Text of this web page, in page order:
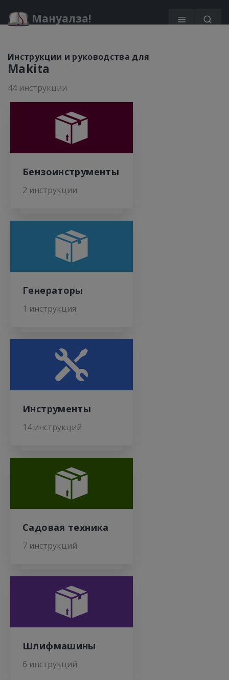
Мануалза!
Инструкции и руководства для
Makita
44 инструкции
Бензоинструменты
2 инструкции
Генераторы
1 инструкция
Инструменты
14 инструкций
Садовая техника
7 инструкций
Шлифмашины
6 инструкций